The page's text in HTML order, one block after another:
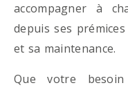
accompagner à
depuis ses
et sa maintenance.
Que votre besoin